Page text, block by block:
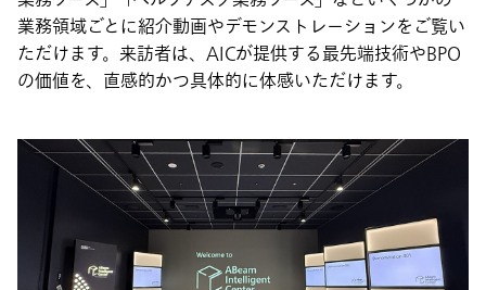
業務領域ごとに紹介動画やデモンストレーションをご覧い
ただけます。来訪者は、AICが提供する最先端技術やBPO
の価値を、直感的かつ具体的に体感いただけます。